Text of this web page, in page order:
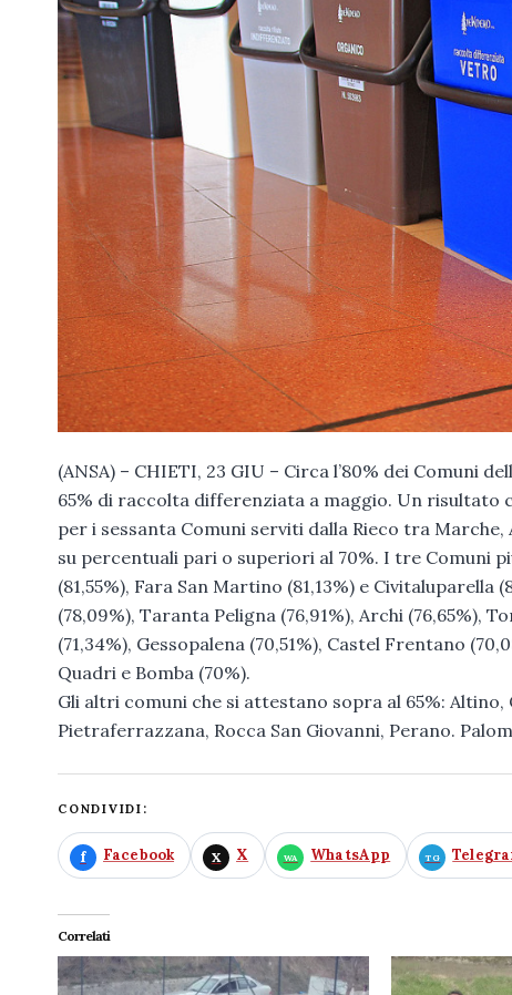
(ANSA) – CHIETI, 23 GIU – Circa l’80% dei Comuni
65% di raccolta differenziata a maggio. Un
per i sessanta Comuni serviti dalla Rieco tra
su percentuali pari o superiori al 70%. I tre Comuni
(81,55%), Fara San Martino (81,13%) e
(78,09%), Taranta Peligna (76,91%), Archi (76,65%),
(71,34%), Gessopalena (70,51%), Castel Frentano
Quadri e Bomba (70%).
Gli altri comuni che si attestano sopra al 65%:
Pietraferrazzana, Rocca San Giovanni, Perano.
CONDIVIDI:
Facebook X WhatsApp
Correlati